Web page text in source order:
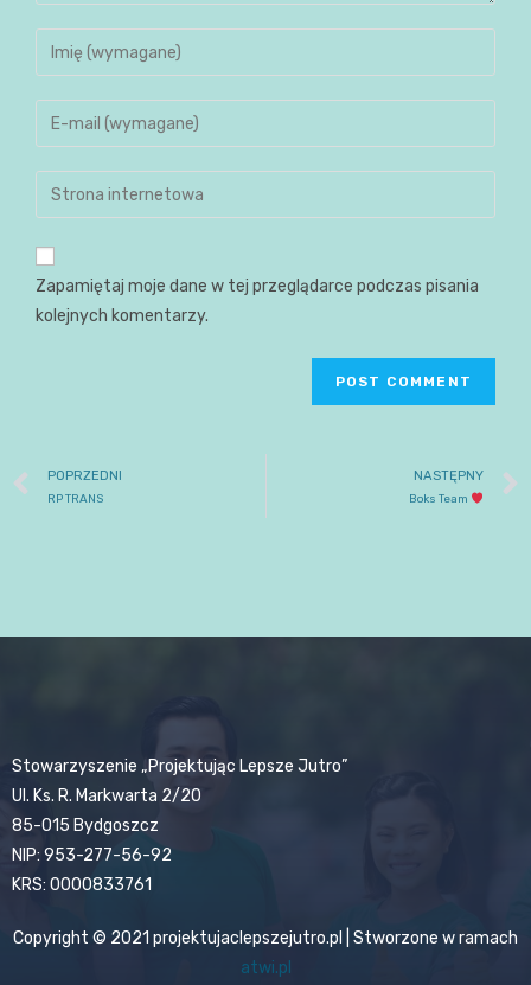
Zapamiętaj moje dane w tej przeglądarce podczas pisania
kolejnych komentarzy.
POPRZEDNI
RP TRANS
NASTĘPNY
Boks Team
Stowarzyszenie „Projektując Lepsze Jutro”
Ul. Ks. R. Markwarta 2/20
85-015 Bydgoszcz
NIP: 953-277-56-92
KRS: 0000833761
Copyright © 2021 projektujaclepszejutro.pl | Stworzone w ramach
atwi.pl